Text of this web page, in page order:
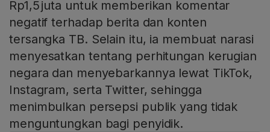
Rp1,5 juta untuk memberikan komentar
negatif terhadap berita dan konten
tersangka TB. Selain itu, ia membuat narasi
menyesatkan tentang perhitungan kerugian
negara dan menyebarkannya lewat TikTok,
Instagram, serta Twitter, sehingga
menimbulkan persepsi publik yang tidak
menguntungkan bagi penyidik.